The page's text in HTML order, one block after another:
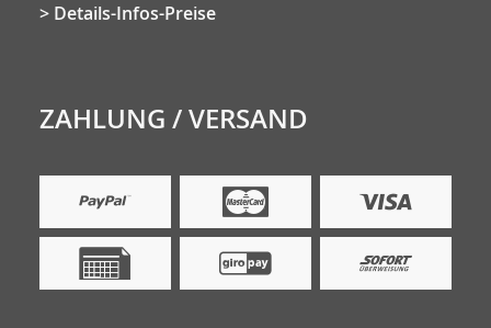
Details-Infos-Preise
ZAHLUNG / VERSAND